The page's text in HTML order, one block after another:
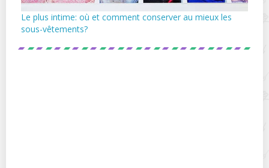
Le plus intime: où et comment conserver au mieux les
sous-vêtements?